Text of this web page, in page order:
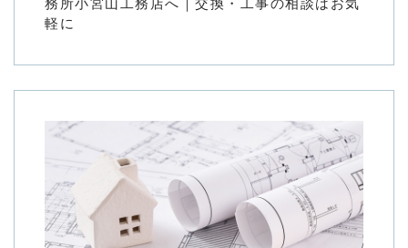
務所小宮山工務店へ｜交換・工事の相談はお気
軽に